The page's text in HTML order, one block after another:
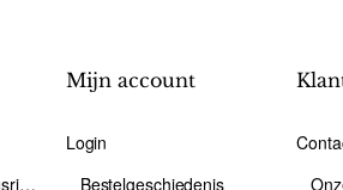
Aanzoeks-/Verlovingsring
Mijn account
Login
Bestelgeschiedenis